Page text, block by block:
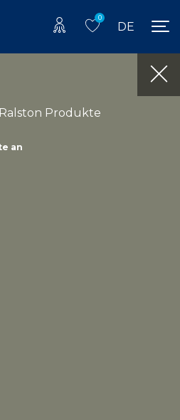
0
DE
Produkte
an